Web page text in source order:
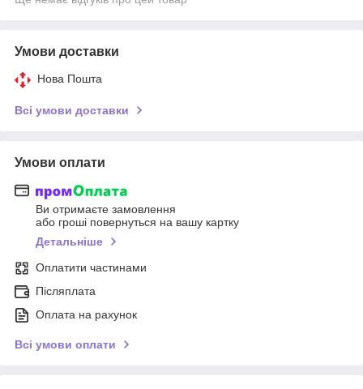
Умови доставки
Нова Пошта
Всі умови доставки
Умови оплати
Ви отримаєте замовлення
або гроші повернуться на вашу картку
Детальніше
Оплатити частинами
Післяплата
Оплата на рахунок
Всі умови оплати